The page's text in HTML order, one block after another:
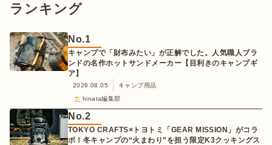
ランキング
No.1
キャンプで「財布みたい」が正解でした。人気職人ブラ
ンドの名作ホットサンドメーカー【目利きのキャンプギ
ア】
2026.08.05
キャンプ用品
hinata編集部
No.2
TOKYO CRAFTS×トヨトミ「GEAR MISSION」がコラ
ボ！冬キャンプの“火まわり”を担う限定K3クッキングス